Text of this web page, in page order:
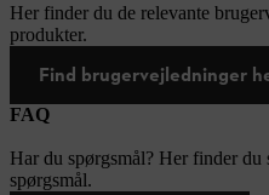
Her finder du de relevante
produkter.
Find brugervejledninger
FAQ
Har du spørgsmål? Her finder du
spørgsmål.